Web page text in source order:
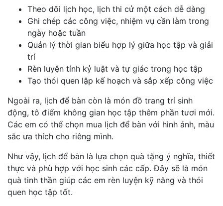
Theo dõi lịch học, lịch thi cử một cách dễ dàng
Ghi chép các công việc, nhiệm vụ cần làm trong
ngày hoặc tuần
Quản lý thời gian biểu hợp lý giữa học tập và giải
trí
Rèn luyện tính kỷ luật và tự giác trong học tập
Tạo thói quen lập kế hoạch và sắp xếp công việc
Ngoài ra, lịch để bàn còn là món đồ trang trí sinh
động, tô điểm không gian học tập thêm phần tươi mới.
Các em có thể chọn mua lịch để bàn với hình ảnh, màu
sắc ưa thích cho riêng mình.
Như vậy, lịch để bàn là lựa chọn quà tặng ý nghĩa, thiết
thực và phù hợp với học sinh các cấp. Đây sẽ là món
quà tinh thần giúp các em rèn luyện kỹ năng và thói
quen học tập tốt.